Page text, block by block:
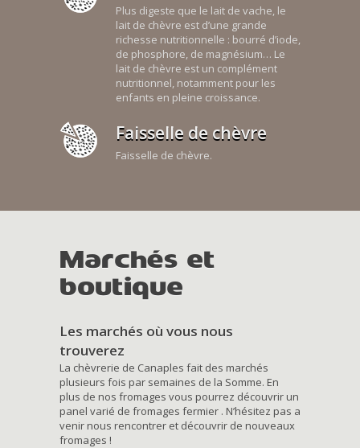
Plus digeste que le lait de vache, le
lait de chèvre est d’une grande
richesse nutritionnelle : bourré d’iode,
de phosphore, de magnésium… Le
lait de chèvre est un complément
nutritionnel, notamment pour les
enfants en pleine croissance.
Faisselle de chèvre
Faisselle de chèvre.
Marchés et
boutique
Les marchés où vous nous
trouverez
La chèvrerie de Canaples fait des marchés
plusieurs fois par semaines de la Somme. En
plus de nos fromages vous pourrez découvrir un
panel varié de fromages fermier . N’hésitez pas a
venir nous rencontrer et découvrir de nouveaux
fromages !